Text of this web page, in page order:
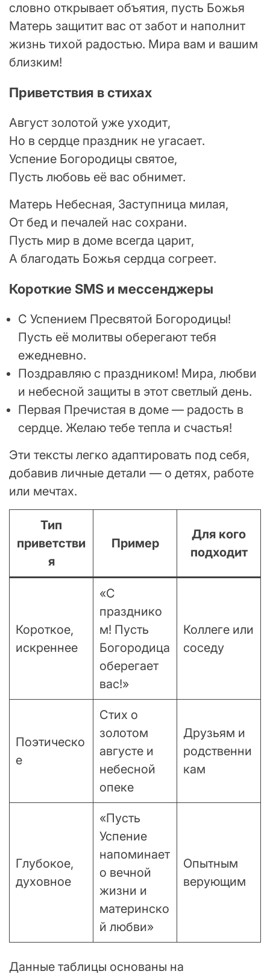
словно открывает объятия, пусть Божья
Матерь защитит вас от забот и наполнит
жизнь тихой радостью. Мира вам и вашим
близким!
Приветствия в стихах
Август золотой уже уходит,
Но в сердце праздник не угасает.
Успение Богородицы святое,
Пусть любовь её вас обнимет.
Матерь Небесная, Заступница милая,
От бед и печалей нас сохрани.
Пусть мир в доме всегда царит,
А благодать Божья сердца согреет.
Короткие SMS и мессенджеры
С Успением Пресвятой Богородицы!
Пусть её молитвы оберегают тебя
ежедневно.
Поздравляю с праздником! Мира, любви
и небесной защиты в этот светлый день.
Первая Пречистая в доме — радость в
сердце. Желаю тебе тепла и счастья!
Эти тексты легко адаптировать под себя,
добавив личные детали — о детях, работе
или мечтах.
Тип
приветстви
я
Пример
Для кого
подходит
Короткое,
искреннее
«С
празднико
м! Пусть
Богородица
оберегает
вас!»
Коллеге или
соседу
Поэтическо
е
Стих о
золотом
августе и
небесной
опеке
Друзьям и
родственни
кам
Глубокое,
духовное
«Пусть
Успение
напоминает
о вечной
жизни и
материнско
й любви»
Опытным
верующим
Данные таблицы основаны на